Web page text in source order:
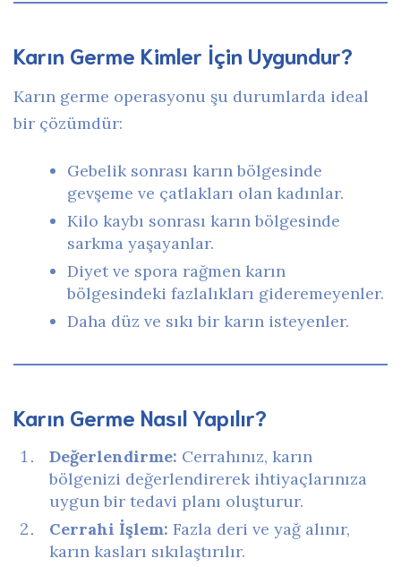
Karın Germe Kimler İçin Uygundur?
Karın germe operasyonu şu durumlarda ideal
bir çözümdür:
Gebelik sonrası karın bölgesinde
gevşeme ve çatlakları olan kadınlar.
Kilo kaybı sonrası karın bölgesinde
sarkma yaşayanlar.
Diyet ve spora rağmen karın
bölgesindeki fazlalıkları gideremeyenler.
Daha düz ve sıkı bir karın isteyenler.
Karın Germe Nasıl Yapılır?
Değerlendirme: Cerrahınız, karın
bölgenizi değerlendirerek ihtiyaçlarınıza
uygun bir tedavi planı oluşturur.
Cerrahi İşlem: Fazla deri ve yağ alınır,
karın kasları sıkılaştırılır.